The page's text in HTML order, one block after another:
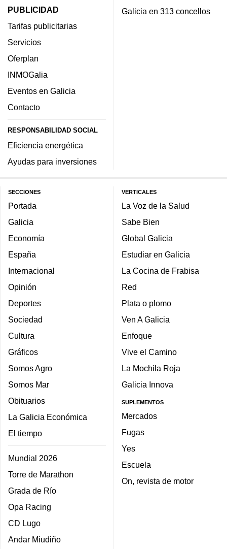
PUBLICIDAD
Tarifas publicitarias
Servicios
Oferplan
INMOGalia
Eventos en Galicia
Contacto
RESPONSABILIDAD SOCIAL
Eficiencia energética
Ayudas para inversiones
Galicia en 313 concellos
SECCIONES
Portada
Galicia
Economía
España
Internacional
Opinión
Deportes
Sociedad
Cultura
Gráficos
Somos Agro
Somos Mar
Obituarios
La Galicia Económica
El tiempo
Mundial 2026
Torre de Marathon
Grada de Río
Opa Racing
CD Lugo
Andar Miudiño
VERTICALES
La Voz de la Salud
Sabe Bien
Global Galicia
Estudiar en Galicia
La Cocina de Frabisa
Red
Plata o plomo
Ven A Galicia
Enfoque
Vive el Camino
La Mochila Roja
Galicia Innova
SUPLEMENTOS
Mercados
Fugas
Yes
Escuela
On, revista de motor